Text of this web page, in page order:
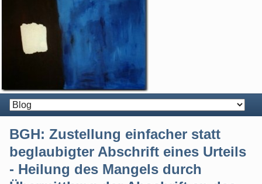
BGH: Zustellung einfacher statt
beglaubigter Abschrift eines Urteils
- Heilung des Mangels durch